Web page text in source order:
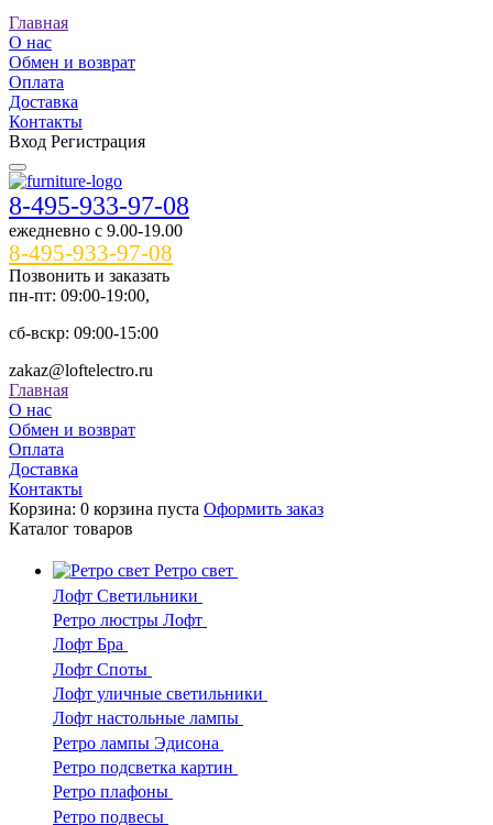
Главная
О нас
Обмен и возврат
Оплата
Доставка
Контакты
Вход Регистрация
8-495-933-97-08
ежедневно c 9.00-19.00
8-495-933-97-08
Позвонить и заказать
пн-пт: 09:00-19:00,
сб-вскр: 09:00-15:00
zakaz@loftelectro.ru
Главная
О нас
Обмен и возврат
Оплата
Доставка
Контакты
Корзина: 0 корзина пуста Оформить заказ
Каталог товаров
Ретро свет
Лофт Светильники
Ретро люстры Лофт
Лофт Бра
Лофт Споты
Лофт уличные светильники
Лофт настольные лампы
Ретро лампы Эдисона
Ретро подсветка картин
Ретро плафоны
Ретро подвесы